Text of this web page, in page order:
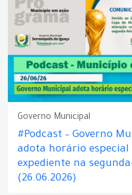
Governo Municipal
#Podcast – Governo
adota horário especial
expediente na
(26.06.2026)